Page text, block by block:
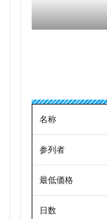
名称
参列者
最低価格
日数